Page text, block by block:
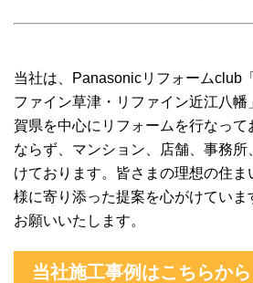
当社は、Panasonicリフォームclub
ファイン草津・リファイン近江八
賀県を中心にリフォームを行なって
ならず、マンション、店舗、事務
けております。皆さまの理想の住
様に寄り添った提案を心がけていま
お願いいたします。
当社施工事例はこちらか